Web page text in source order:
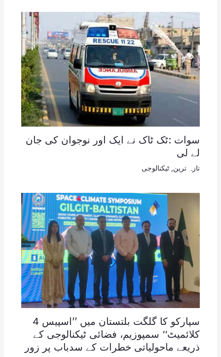
سوات :ٹک ٹاک نے ایک اور نوجوان کی جان
لے لی
تازہ ترین ٹیکنالوجی
سپارکو کا گلگت بلتستان میں ’’اسپیس 4
کلائمیٹ‘‘ سمپوزیم، فضائی ٹیکنالوجی کے
ذریعے ماحولیاتی خطرات کے سدباب پر زور